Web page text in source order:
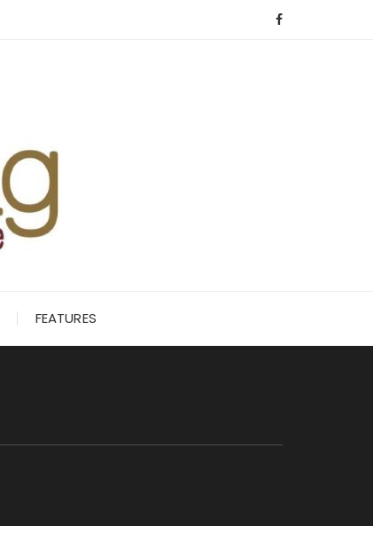
FEATURES